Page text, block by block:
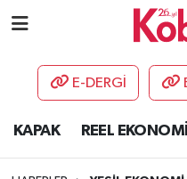
E-DERGİ
KAPAK REEL
AKADEMİ
DESTEK-TEŞVİK